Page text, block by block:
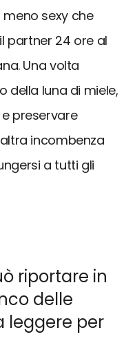
sexy che
partner 24 ore al
Una volta
della luna di miele,
preservare
incombenza
a tutti gli
riportare in
delle
leggere per